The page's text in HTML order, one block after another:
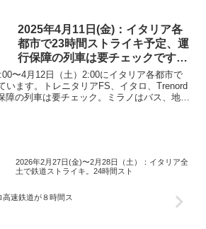
2025年4月11日(金)：イタリア各
都市で23時間ストライキ予定、運
行保障の列車は要チェックです→
直前にストが回避されたようです
〜4月12日（土）2:00にイタリア各都市で
います。トレニタリアFS、イタロ、Trenord
障の列車は要チェック。ミラノはバス、地下
2026年2月27日(金)〜2月28日（土）：イタリア全
土で鉄道ストライキ。24時間スト
速鉄道が８時間ス